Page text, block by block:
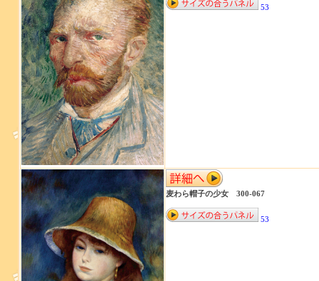
53
麦わら帽子の少女 300-067
53